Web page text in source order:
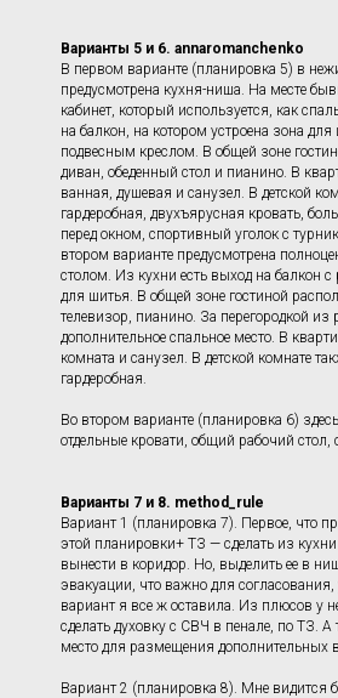
Варианты 5 и 6. annaromanchenko
В первом варианте (планировка 5) в
предусмотрена кухня-ниша. На месте
кабинет, который используется, как
на балкон, на котором устроена зона для
подвесным креслом. В общей зоне
диван, обеденный стол и пианино. В
ванная, душевая и санузел. В детской
гардеробная, двухъярусная кровать,
перед окном, спортивный уголок с
втором варианте предусмотрена
столом. Из кухни есть выход на балкон
для шитья. В общей зоне гостиной
телевизор, пианино. За перегородкой из
дополнительное спальное место. В
комната и санузел. В детской комнате
гардеробная.
Во втором варианте (планировка 6)
отдельные кровати, общий рабочий
Варианты 7 и 8. method_rule
Вариант 1 (планировка 7). Первое, что
этой планировки+ ТЗ — сделать из
вынести в коридор. Но, выделить ее в
эвакуации, что важно для
вариант я все ж оставила. Из плюсов у
сделать духовку с СВЧ в пенале, по ТЗ. А
место для размещения дополнительных
Вариант 2 (планировка 8). Мне видится